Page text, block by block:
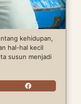
kehidupan,
hal-hal kecil
susun menjadi